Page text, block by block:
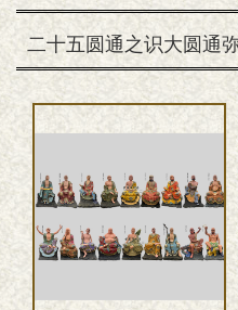
二十五圆通之识大圆通